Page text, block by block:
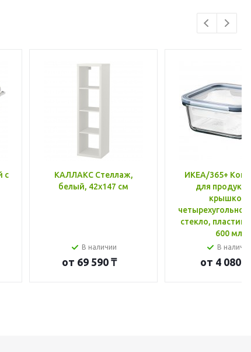
с
КАЛЛАКС Стеллаж,
белый, 42x147 см
В наличии
от 69 590 ₸
ИКЕА/365+
для
крышкой,
стекло, пластик
600 мл
В
от 4 080 ₸